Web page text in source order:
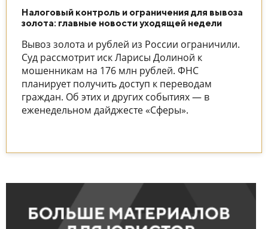
Налоговый контроль и ограничения для вывоза
золота: главные новости уходящей недели
Вывоз золота и рублей из России ограничили.
Суд рассмотрит иск Ларисы Долиной к
мошенникам на 176 млн рублей. ФНС
планирует получить доступ к переводам
граждан. Об этих и других событиях — в
еженедельном дайджесте «Сферы».